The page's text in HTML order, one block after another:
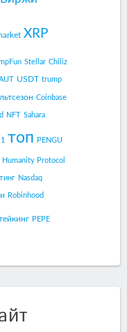
XRP
Stellar Chiliz
USDT trump
Coinbase
NFT Sahara
топ PENGU
Humanity Protocol
Nasdaq
Robinhood
PEPE